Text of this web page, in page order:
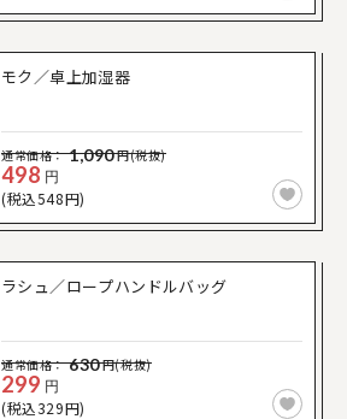
モク／卓上加湿器
通常価格： 1,090円(税抜)
498 円
(税込548円)
ラシュ／ロープハンドルバッグ
通常価格： 630円(税抜)
299 円
(税込329円)